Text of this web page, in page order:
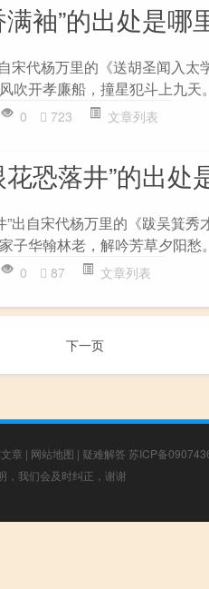
袖”的出处是哪
宋代杨万里的《送胡圣闻入
吹开孝廉船，撞星犯斗上九天
0 723 文章列表
恐落井”的出处
”出自宋代杨万里的《跋吴箕
子华翰林老，解吟芳草夕阳愁
0 87 文章列表
下一页
章 | 网站地图 | 疑难解答 苏ICP备
，我们会及时纠正，谢谢